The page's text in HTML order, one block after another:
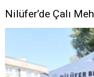
Nilüfer’de Çalı